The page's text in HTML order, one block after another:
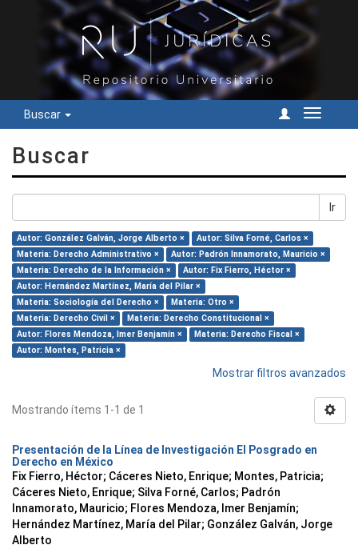
Buscar
Cambiar
Buscar
Ir
Autor: González Galván, Jorge Alberto ×
Autor: Silva Forné, Carlos ×
Materia: Derecho Administrativo ×
Autor: Padrón Innamorato, Mauricio ×
Materia: Derecho de la Información ×
Autor: Fix Fierro, Héctor ×
Autor: Hernández Martínez, María del Pilar ×
Materia: Sociología del Derecho ×
Materia: Otro ×
Materia: Derecho Civil ×
Materia: Derecho Constitucional ×
Autor: Flores Mendoza, Imer Benjamín ×
Materia: Derecho Fiscal ×
Autor: Montes, Patricia ×
Mostrar filtros avanzados
Mostrando ítems 1-1 de 1
Presentación de la Línea de Investigación El Posgrado en
Derecho en México
Fix Fierro, Héctor; Cáceres Nieto, Enrique; Montes, Patricia;
Cáceres Nieto, Enrique; Silva Forné, Carlos; Padrón
Innamorato, Mauricio; Flores Mendoza, Imer Benjamín;
Hernández Martínez, María del Pilar; González Galván, Jorge
Alberto